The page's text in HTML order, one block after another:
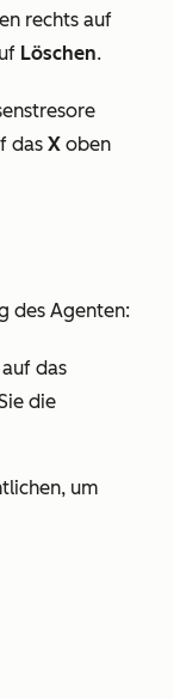
rechts auf
Löschen.
das X oben
des Agenten:
auf das
die
um